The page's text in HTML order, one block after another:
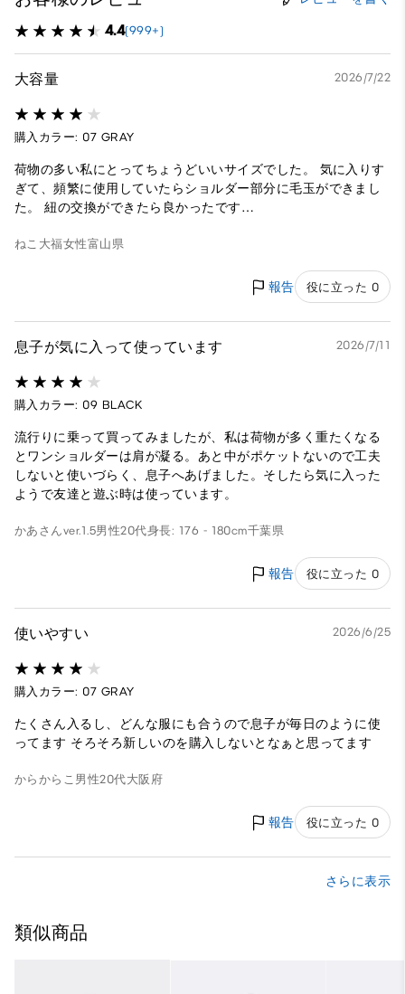
4.4(999+)
大容量 2026/7/22
購入カラー: 07 GRAY
荷物の多い私にとってちょうどいいサイズでした。 気に入りす
ぎて、頻繁に使用していたらショルダー部分に毛玉ができまし
た。 紐の交換ができたら良かったです…
ねこ大福女性富山県
報告 役に立った 0
息子が気に入って使っています 2026/7/11
購入カラー: 09 BLACK
流行りに乗って買ってみましたが、私は荷物が多く重たくなる
とワンショルダーは肩が凝る。あと中がポケットないので工夫
しないと使いづらく、息子へあげました。そしたら気に入った
ようで友達と遊ぶ時は使っています。
かあさんver.1.5男性20代身長: 176 - 180cm千葉県
報告 役に立った 0
使いやすい 2026/6/25
購入カラー: 07 GRAY
たくさん入るし、どんな服にも合うので息子が毎日のように使
ってます そろそろ新しいのを購入しないとなぁと思ってます
からからこ 男性20代大阪府
報告 役に立った 0
さらに表示
類似商品